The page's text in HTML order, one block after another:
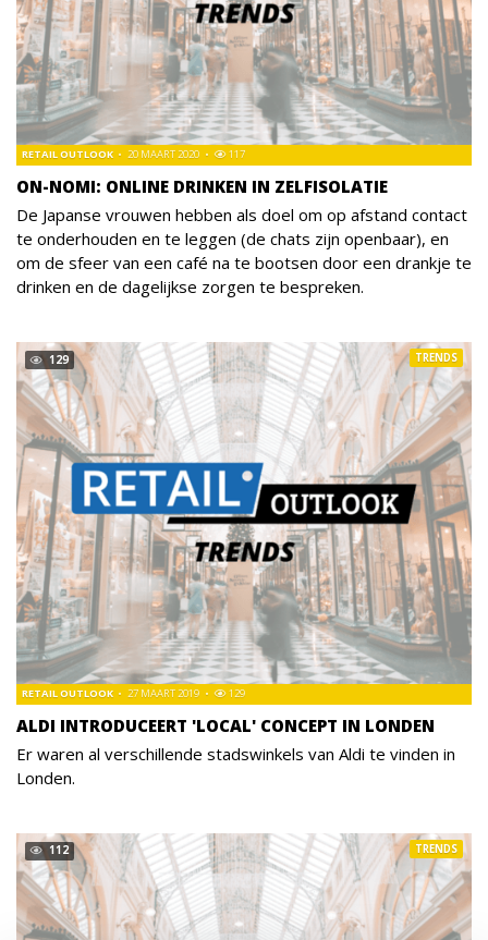
ON-NOMI: ONLINE DRINKEN IN ZELFISOLATIE
RETAIL OUTLOOK 20 MAART 2020 117
De Japanse vrouwen hebben als doel om op afstand contact
te onderhouden en te leggen (de chats zijn openbaar), en
om de sfeer van een café na te bootsen door een drankje te
drinken en de dagelijkse zorgen te bespreken.
129
ALDI INTRODUCEERT 'LOCAL' CONCEPT IN LONDEN
RETAIL OUTLOOK 27 MAART 2019 129
TRENDS
Er waren al verschillende stadswinkels van Aldi te vinden in
Londen.
112 TRENDS